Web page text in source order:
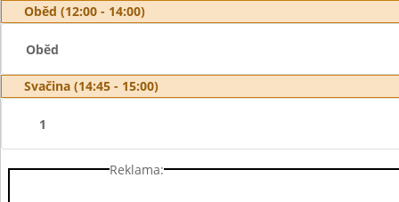
Oběd (12:00 - 14:00)
Oběd
Svačina (14:45 - 15:00)
1
Reklama: